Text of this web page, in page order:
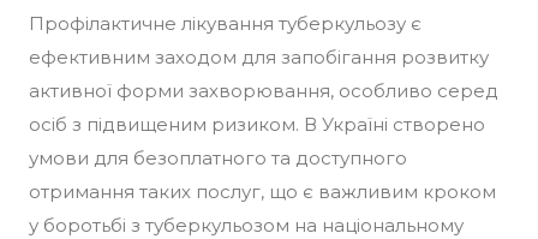
Профілактичне лікування туберкульозу є
ефективним заходом для запобігання розвитку
активної форми захворювання, особливо серед
осіб з підвищеним ризиком. В Україні створено
умови для безоплатного та доступного
отримання таких послуг, що є важливим кроком
у боротьбі з туберкульозом на національному